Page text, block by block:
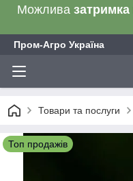
Можлива затримка
Пром-Агро Україна
Товари та послуги
Топ продажів